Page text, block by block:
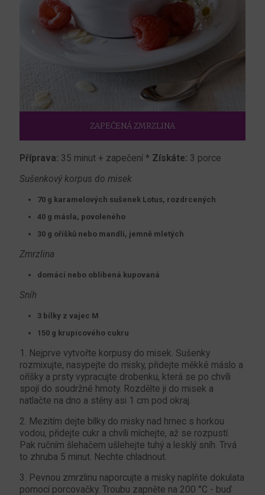
ZAPEČENÁ ZMRZLINA
Příprava: 35 minut + zapečení * Získáte: 3 porce
Sušenkový korpus do misek
70 g karamelových sušenek Lotus, rozdrcených
40 g másla, povoleného
30 g oříšků nebo mandlí, jemně mletých
Zmrzlina
domácí nebo oblíbená kupovaná
Sníh
3 bílky z vajec M
150 g krupicového cukru
1. Nejprve vytvořte korpusy do misek. Sušenky
rozmixujte, nasypejte do misky, přidejte měkké máslo a
oříšky a prsty vypracujte drobenku, která se po chvíli
spojí do soudržné hmoty. Rozdělte ji do misek a
natlačte na dno a stěny asi 1 cm pod okraj.
2. Mezitím dejte bílky do misky nad hrnec s horkou
vodou, přidejte cukr a chvíli míchejte, až se rozpustí.
Pak ručním šlehačem ušlehejte tuhý a lesklý sníh. Trvá
to zhruba 5 minut. Nechte chladnout.
3. Pevnou zmrzlinu naporcujte a misky naplňte dokulata
pomocí porcovačky. Troubu zapněte na 200 °C - buď